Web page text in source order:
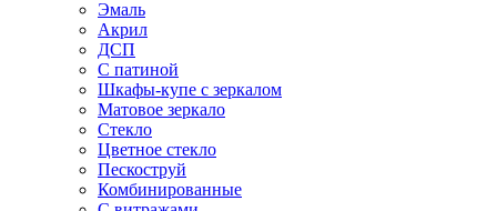
Эмаль
Акрил
ДСП
С патиной
Шкафы-купе с зеркалом
Матовое зеркало
Стекло
Цветное стекло
Пескоструй
Комбинированные